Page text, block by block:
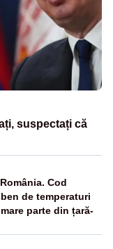
suspectați că
Cod
de temperaturi
parte din țară-